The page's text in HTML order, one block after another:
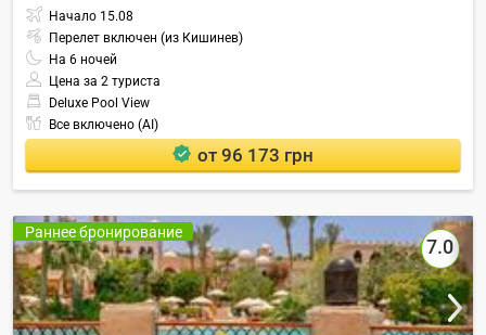
Начало 15.08
Перелет включен (из Кишинев)
На 6 ночей
Цена за 2 туриста
Deluxe Pool View
Все включено (AI)
от 96 173 грн
Раннее бронирование
7.0